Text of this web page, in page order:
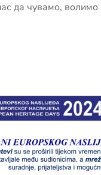
да чувамо, волимо